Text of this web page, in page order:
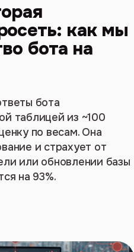
как мы
бота на
бота
таблицей из ~100
по весам. Она
и страхует от
или обновлении базы
на 93%.